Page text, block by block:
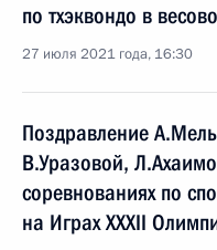
по тхэквондо в
27 июля 2021 года, 16:30
Поздравление
В.Уразовой,
соревнованиях по
на Играх XXXII